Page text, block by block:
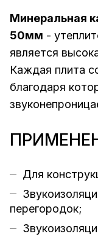
Минеральная
50мм -
является
Каждая плита
благодаря
Для
перегородок;